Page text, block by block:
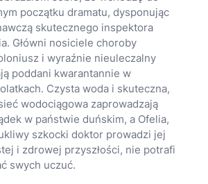
początku dramatu, dysponując
skutecznego inspektora
Główni nosiciele choroby
i wyraźnie nieuleczalny
poddani kwarantannie w
Czysta woda i skuteczna,
wodociągowa zaprowadzają
w państwie duńskim, a Ofelia,
szkocki doktor prowadzi jej
i zdrowej przyszłości, nie potrafi
swych uczuć.